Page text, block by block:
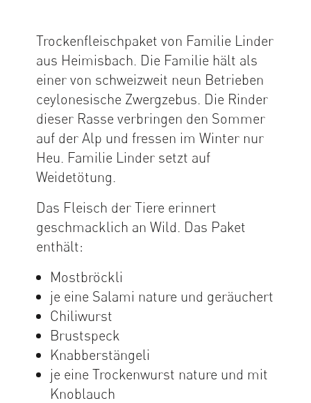
Trockenfleischpaket von Familie Linder
aus Heimisbach. Die Familie hält als
einer von schweizweit neun Betrieben
ceylonesische Zwergzebus. Die Rinder
dieser Rasse verbringen den Sommer
auf der Alp und fressen im Winter nur
Heu. Familie Linder setzt auf
Weidetötung.
Das Fleisch der Tiere erinnert
geschmacklich an Wild. Das Paket
enthält:
Mostbröckli
je eine Salami nature und geräuchert
Chiliwurst
Brustspeck
Knabberstängeli
je eine Trockenwurst nature und mit
Knoblauch